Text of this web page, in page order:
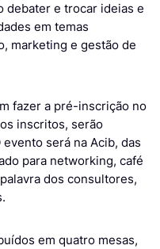
debater e trocar ideias e
em temas
marketing e gestão de
fazer a pré-inscrição no
inscritos, serão
será na Acib, das
para networking, café
dos consultores,
em quatro mesas,